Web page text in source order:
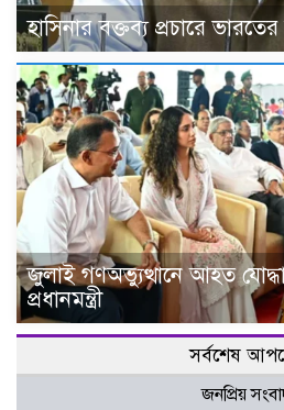
হাসিনার বক্তব্য প্রচারে
জুলাই গণঅভ্যুত্থানে আহত
প্রধানমন্ত্রী
সর্বশেষ
জনপ্রিয়